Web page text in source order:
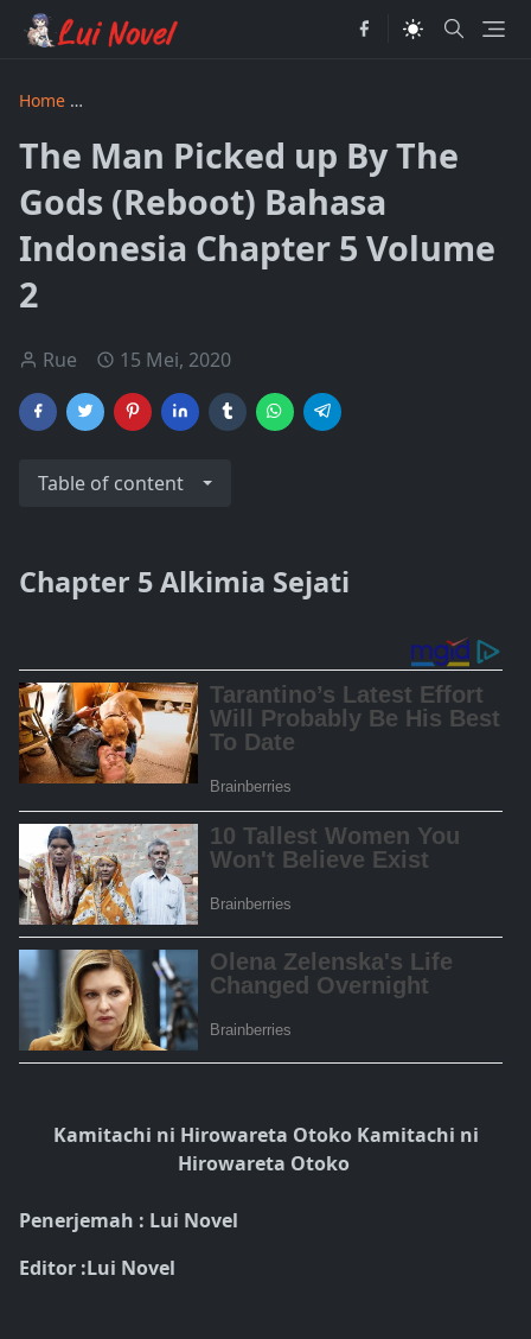
Home
The Man Picked up By The
Gods (Reboot) Bahasa
Indonesia Chapter 5 Volume
2
Rue 15 Mei, 2020
Table of content
Chapter 5 Alkimia Sejati
Kamitachi ni Hirowareta Otoko Kamitachi ni
Hirowareta Otoko
Penerjemah : Lui Novel
Editor :Lui Novel